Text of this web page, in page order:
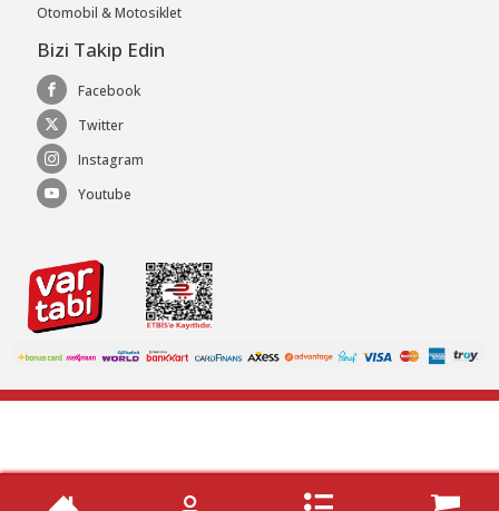
Otomobil & Motosiklet
Bizi Takip Edin
Facebook
Twitter
Instagram
Youtube